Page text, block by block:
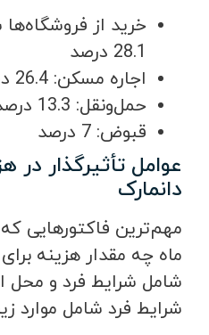
خرید از
28.1 درصد
اجاره مسکن: 26.4 درصد
حمل‌ونقل: 13.3 درصد
قبوض: 7 درصد
عوامل تأثیرگذار در
دانمارک
مهم‌ترین فاکتورهایی
ماه چه مقدار هزینه
شامل شرایط فرد و
شرایط فرد شامل موارد